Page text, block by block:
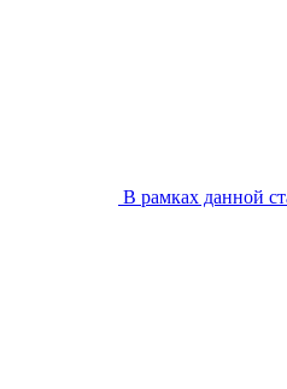
В рамках данной